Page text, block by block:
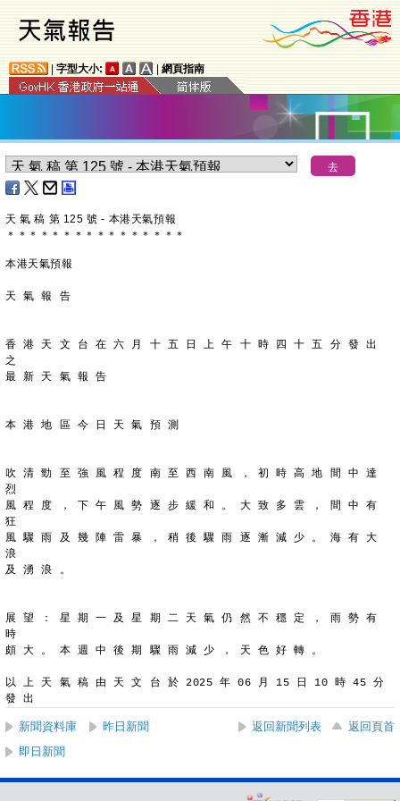
字型大小: 網頁指南
天 氣 稿 第 125 號 - 本港天氣預報
＊ ＊ ＊ ＊ ＊ ＊ ＊ ＊ ＊ ＊ ＊ ＊ ＊ ＊ ＊ ＊
本港天氣預報
天 氣 報 告
香 港 天 文 台 在 六 月 十 五 日 上 午 十 時 四 十 五 分 發 出
之
最 新 天 氣 報 告
本 港 地 區 今 日 天 氣 預 測
吹 清 勁 至 強 風 程 度 南 至 西 南 風 ， 初 時 高 地 間 中 達
烈
風 程 度 ， 下 午 風 勢 逐 步 緩 和 。 大 致 多 雲 ， 間 中 有
狂
風 驟 雨 及 幾 陣 雷 暴 ， 稍 後 驟 雨 逐 漸 減 少 。 海 有 大
浪
及 湧 浪 。
展 望 ： 星 期 一 及 星 期 二 天 氣 仍 然 不 穩 定 ， 雨 勢 有
時
頗 大 。 本 週 中 後 期 驟 雨 減 少 ， 天 色 好 轉 。
以 上 天 氣 稿 由 天 文 台 於 2025 年 06 月 15 日 10 時 45 分
發 出
新聞資料庫 昨日新聞 返回新聞列表
返回頁首
即日新聞